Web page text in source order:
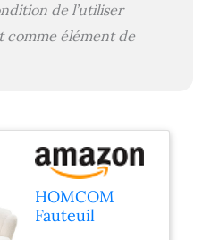
grand confort à
long terme, touche
d'assemblage
illustré fourni
de l’utiliser
comme élément de
HOMCOM
Fauteuil